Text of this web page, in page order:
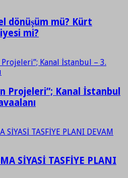
dönüşüm mü? Kürt
mi?
Projeleri”; Kanal İstanbul
SİYASİ TASFİYE PLANI